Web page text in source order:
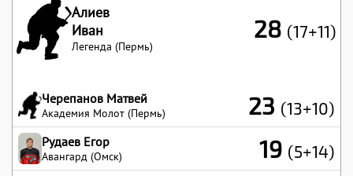
Алиев
Иван
Легенда (Пермь)
28 (17+11)
Черепанов Матвей
Академия Молот (Пермь) 23 (13+10)
Рудаев Егор
Авангард (Омск) 19 (5+14)